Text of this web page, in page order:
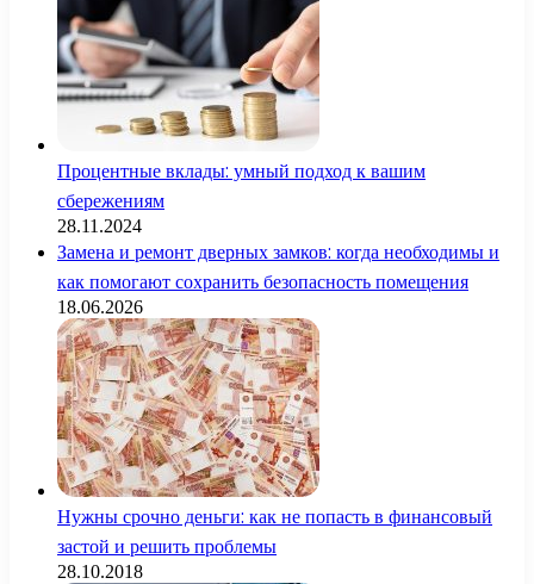
Процентные вклады: умный подход к вашим
сбережениям
28.11.2024
Замена и ремонт дверных замков: когда необходимы и
как помогают сохранить безопасность помещения
18.06.2026
Нужны срочно деньги: как не попасть в финансовый
застой и решить проблемы
28.10.2018